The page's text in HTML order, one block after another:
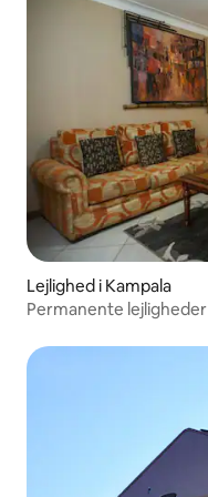
Lejlighed i Kampala
Permanente lejligheder